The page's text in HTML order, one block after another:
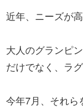
近年、ニーズが
大人のグランピ
だけでなく、ラ
今年7月、それら